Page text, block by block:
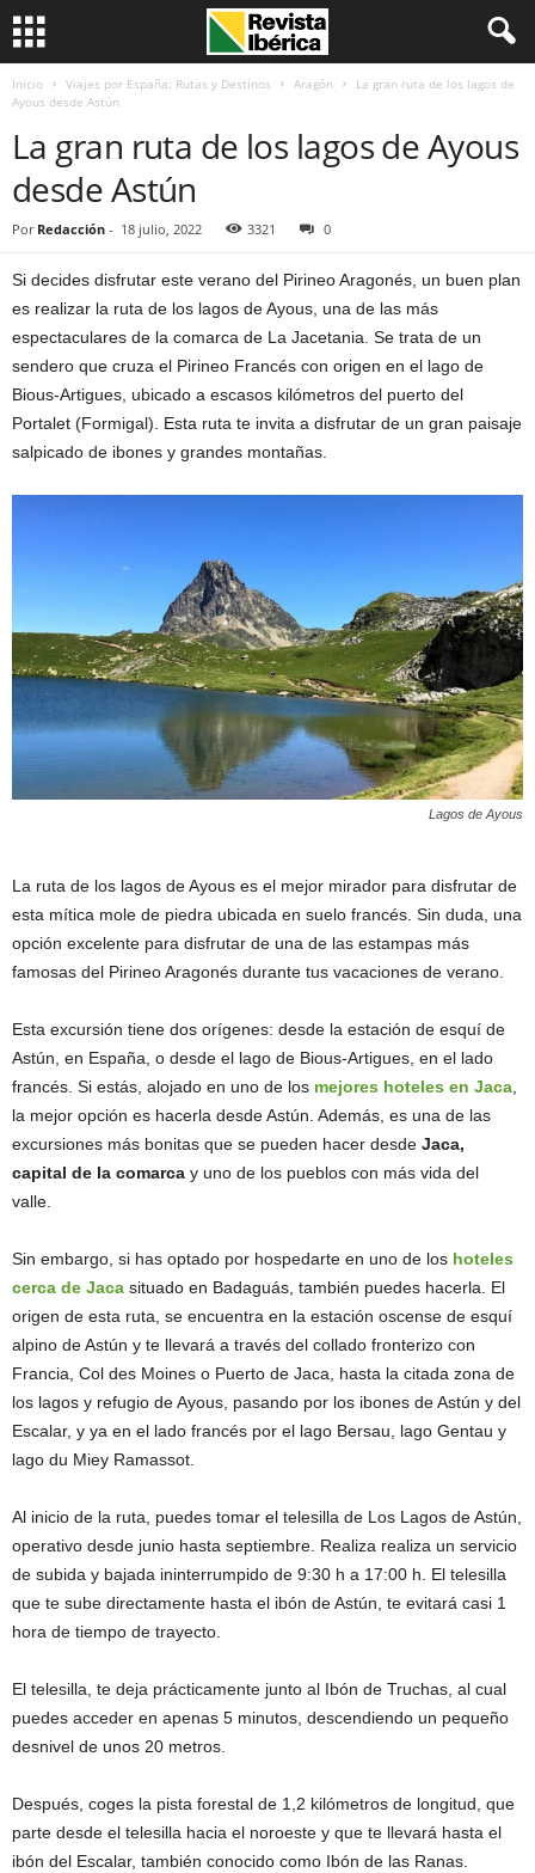
Inicio Viajes por España: Rutas y Destinos Aragón
La gran ruta de los lagos de
Ayous desde Astún
La gran ruta de los lagos de Ayous
desde Astún
Por Redacción - 18 julio, 2022 3321 0
Si decides disfrutar este verano del Pirineo Aragonés, un buen plan
es realizar la ruta de los lagos de Ayous, una de las más
espectaculares de la comarca de La Jacetania. Se trata de un
sendero que cruza el Pirineo Francés con origen en el lago de
Bious-Artigues, ubicado a escasos kilómetros del puerto del
Portalet (Formigal). Esta ruta te invita a disfrutar de un gran paisaje
salpicado de ibones y grandes montañas.
Lagos de Ayous
La ruta de los lagos de Ayous es el mejor mirador para disfrutar de
esta mítica mole de piedra ubicada en suelo francés. Sin duda, una
opción excelente para disfrutar de una de las estampas más
famosas del Pirineo Aragonés durante tus vacaciones de verano.
Esta excursión tiene dos orígenes: desde la estación de esquí de
Astún, en España, o desde el lago de Bious-Artigues, en el lado
francés. Si estás, alojado en uno de los mejores hoteles en Jaca,
la mejor opción es hacerla desde Astún. Además, es una de las
excursiones más bonitas que se pueden hacer desde Jaca,
capital de la comarca y uno de los pueblos con más vida del
valle.
Sin embargo, si has optado por hospedarte en uno de los hoteles
cerca de Jaca situado en Badaguás, también puedes hacerla. El
origen de esta ruta, se encuentra en la estación oscense de esquí
alpino de Astún y te llevará a través del collado fronterizo con
Francia, Col des Moines o Puerto de Jaca, hasta la citada zona de
los lagos y refugio de Ayous, pasando por los ibones de Astún y del
Escalar, y ya en el lado francés por el lago Bersau, lago Gentau y
lago du Miey Ramassot.
Al inicio de la ruta, puedes tomar el telesilla de Los Lagos de Astún,
operativo desde junio hasta septiembre. Realiza realiza un servicio
de subida y bajada ininterrumpido de 9:30 h a 17:00 h. El telesilla
que te sube directamente hasta el ibón de Astún, te evitará casi 1
hora de tiempo de trayecto.
El telesilla, te deja prácticamente junto al Ibón de Truchas, al cual
puedes acceder en apenas 5 minutos, descendiendo un pequeño
desnivel de unos 20 metros.
Después, coges la pista forestal de 1,2 kilómetros de longitud, que
parte desde el telesilla hacia el noroeste y que te llevará hasta el
ibón del Escalar, también conocido como Ibón de las Ranas.